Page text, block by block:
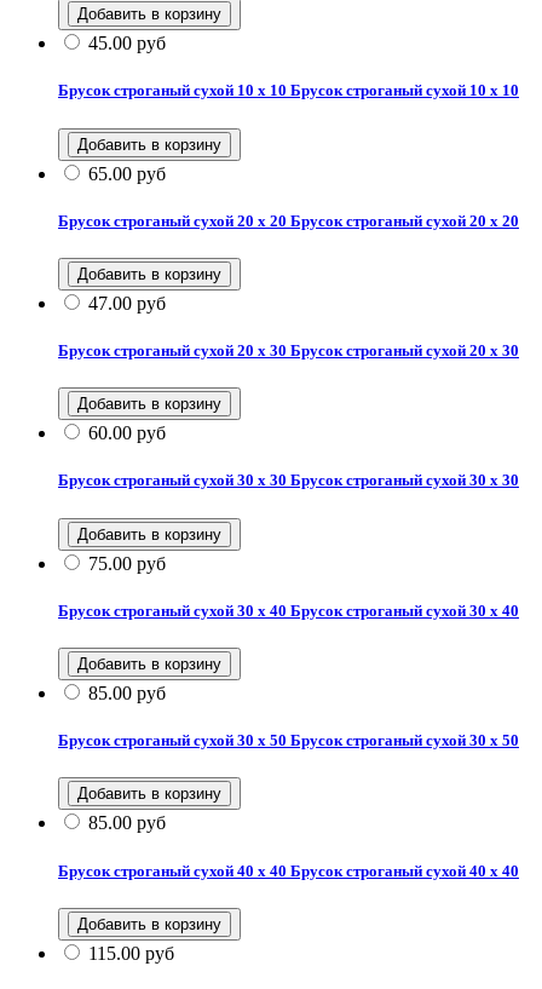
45.00 руб
Брусок строганый сухой 10 х 10 Брусок строганый сухой 10 х 10
65.00 руб
Брусок строганый сухой 20 х 20 Брусок строганый сухой 20 х 20
47.00 руб
Брусок строганый сухой 20 х 30 Брусок строганый сухой 20 х 30
60.00 руб
Брусок строганый сухой 30 х 30 Брусок строганый сухой 30 х 30
75.00 руб
Брусок строганый сухой 30 х 40 Брусок строганый сухой 30 х 40
85.00 руб
Брусок строганый сухой 30 х 50 Брусок строганый сухой 30 х 50
85.00 руб
Брусок строганый сухой 40 х 40 Брусок строганый сухой 40 х 40
115.00 руб